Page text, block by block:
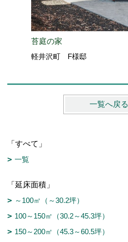
苔庭の家
軽井沢町 F様邸
一覧へ戻る
「すべて」
一覧
「延床面積」
～100㎡（～30.2坪）
100～150㎡（30.2～45.3坪）
150～200㎡（45.3～60.5坪）